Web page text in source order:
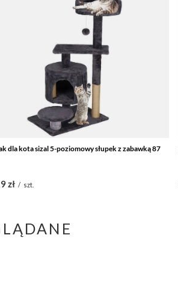
dla kota sizal 5-poziomowy słupek z zabawką 87
zł / szt.